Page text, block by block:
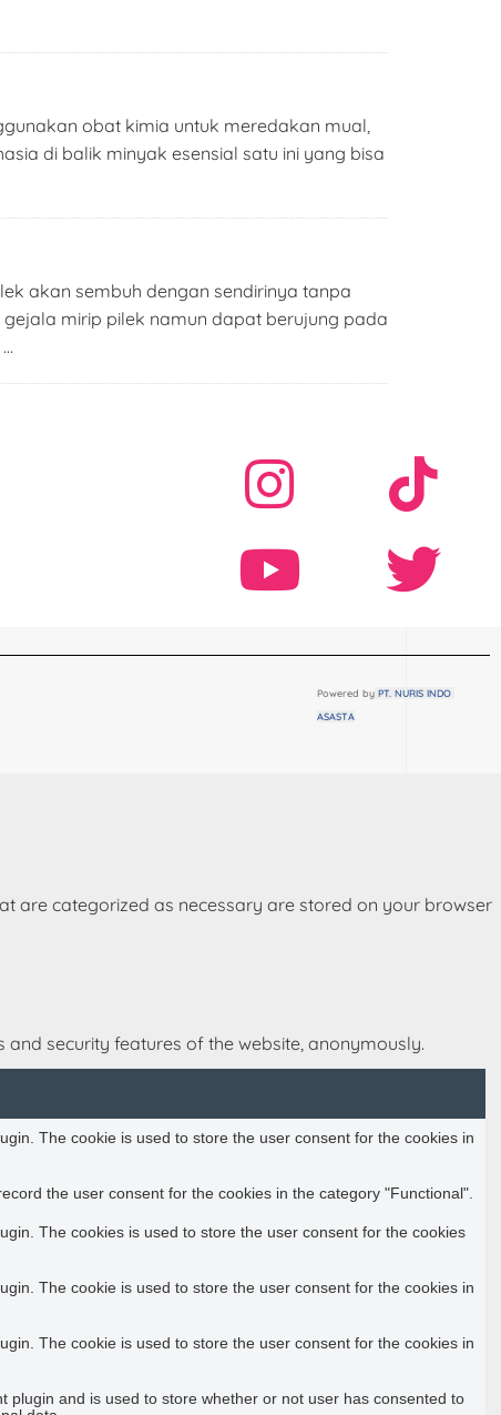
obat kimia untuk meredakan mual,
di balik minyak esensial satu ini yang bisa
akan sembuh dengan sendirinya tanpa
mirip pilek namun dapat berujung pada
Powered by PT. NURIS INDO
ASASTA
are categorized as necessary are stored on your browser
security features of the website, anonymously.
The cookie is used to store the user consent for the cookies in
the user consent for the cookies in the category "Functional".
The cookies is used to store the user consent for the cookies
The cookie is used to store the user consent for the cookies in
The cookie is used to store the user consent for the cookies in
plugin and is used to store whether or not user has consented to